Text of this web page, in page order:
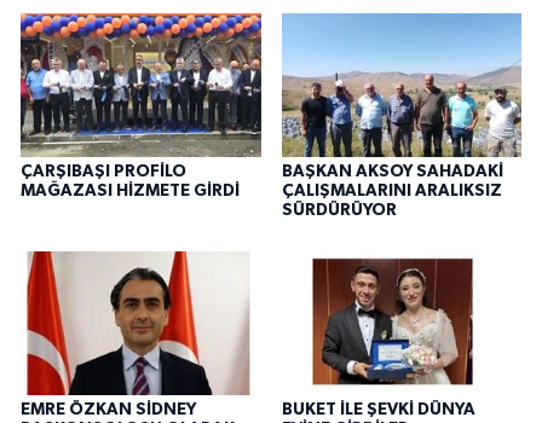
ÇARŞIBAŞI PROFİLO
MAĞAZASI HİZMETE GİRDİ
BAŞKAN AKSOY SAHADAKİ
ÇALIŞMALARINI ARALIKSIZ
SÜRDÜRÜYOR
EMRE ÖZKAN SİDNEY
BUKET İLE ŞEVKİ DÜNYA